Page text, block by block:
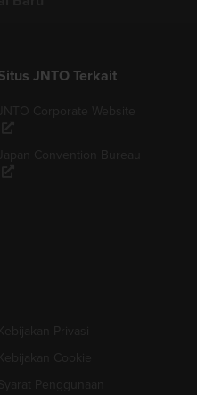
JNTO Terkait